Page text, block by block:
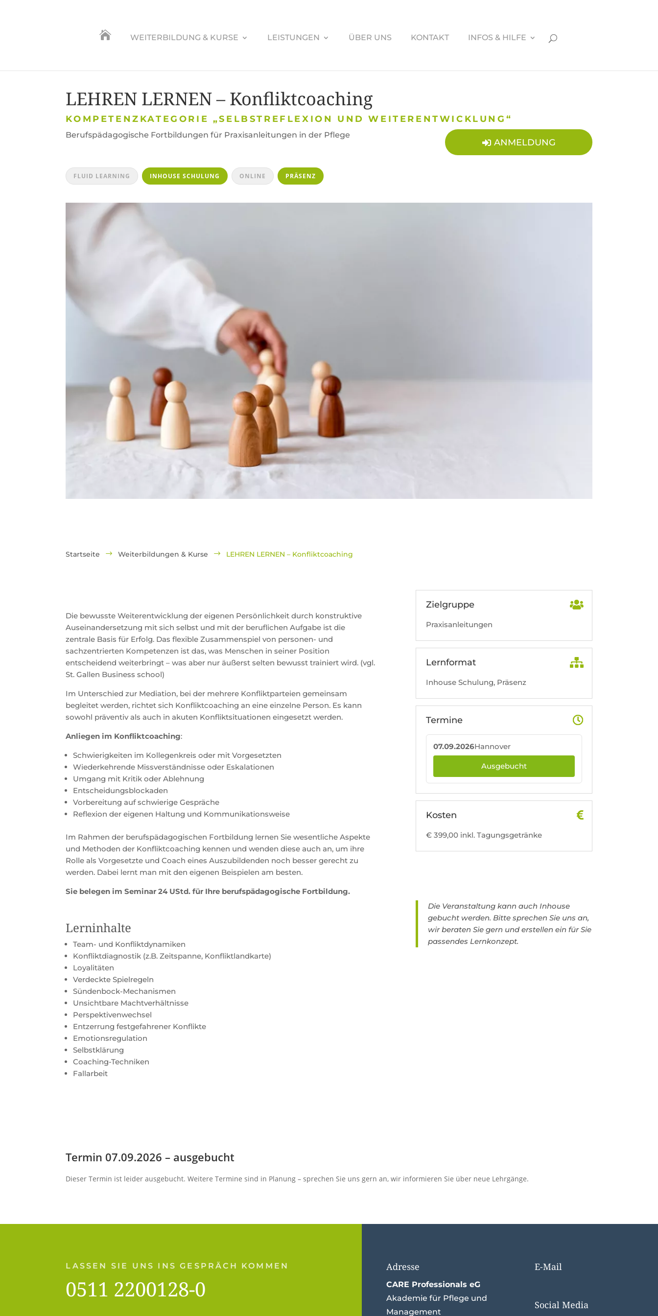
 WEITERBILDUNG & KURSE LEISTUNGEN ÜBER UNS KONTAKT INFOS & HILFE
LEHREN LERNEN – Konfliktcoaching
KOMPETENZKATEGORIE „SELBSTREFLEXION UND WEITERENTWICKLUNG“
Berufspädagogische Fortbildungen für Praxisanleitungen in der Pflege
FLUID LEARNING INHOUSE SCHULUNG ONLINE PRÄSENZ
ANMELDUNG
Startseite $ Weiterbildungen & Kurse $ LEHREN LERNEN – Konfliktcoaching
Die bewusste Weiterentwicklung der eigenen Persönlichkeit durch konstruktive
Auseinandersetzung mit sich selbst und mit der beruflichen Aufgabe ist die
zentrale Basis für Erfolg. Das flexible Zusammenspiel von personen- und
sachzentrierten Kompetenzen ist das, was Menschen in seiner Position
entscheidend weiterbringt – was aber nur äußerst selten bewusst trainiert wird. (vgl.
St. Gallen Business school)
Im Unterschied zur Mediation, bei der mehrere Konfliktparteien gemeinsam
begleitet werden, richtet sich Konfliktcoaching an eine einzelne Person. Es kann
sowohl präventiv als auch in akuten Konfliktsituationen eingesetzt werden.
Anliegen im Konfliktcoaching:
Schwierigkeiten im Kollegenkreis oder mit Vorgesetzten
Wiederkehrende Missverständnisse oder Eskalationen
Umgang mit Kritik oder Ablehnung
Entscheidungsblockaden
Vorbereitung auf schwierige Gespräche
Reflexion der eigenen Haltung und Kommunikationsweise
Im Rahmen der berufspädagogischen Fortbildung lernen Sie wesentliche Aspekte
und Methoden der Konfliktcoaching kennen und wenden diese auch an, um ihre
Rolle als Vorgesetzte und Coach eines Aus­zubildenden noch besser gerecht zu
werden. Dabei lernt man mit den eigenen Beispielen am besten.
Sie belegen im Seminar 24 UStd. für Ihre berufspädagogische Fortbildung.
Lerninhalte
Team- und Konfliktdynamiken
Konfliktdiagnostik (z.B. Zeitspanne, Konfliktlandkarte)
Loyalitäten
Verdeckte Spielregeln
Sündenbock-Mechanismen
Unsichtbare Machtverhältnisse
Perspektivenwechsel
Entzerrung festgefahrener Konflikte
Emotionsregulation
Selbstklärung
Coaching-Techniken
Fallarbeit
Zielgruppe
Praxisanleitungen
Lernformat
Inhouse Schulung, Präsenz
Termine
07.09.2026Hannover
Ausgebucht
Kosten
€ 399,00 inkl. Tagungsgetränke
Die Veranstaltung kann auch Inhouse
gebucht werden. Bitte sprechen Sie uns an,
wir beraten Sie gern und erstellen ein für Sie
passendes Lernkonzept.
Termin 07.09.2026 – ausgebucht
Dieser Termin ist leider ausgebucht. Weitere Termine sind in Planung – sprechen Sie uns gern an, wir informieren Sie über neue Lehrgänge.
LASSEN SIE UNS INS GESPRÄCH KOMMEN
0511 2200128-0
Adresse
CARE Professionals eG
Akademie für Pflege und
Management
E-Mail
Social Media